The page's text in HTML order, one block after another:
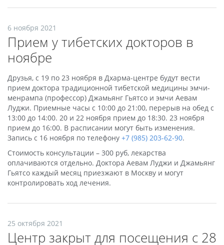
6 ноября 2021
Прием у тибетских докторов в
ноябре
Друзья, с 19 по 23 ноября в Дхарма-центре будут вести
прием доктора традиционной тибетской медицины эмчи-
менрампа (профессор) Джамьянг Гьятсо и эмчи Аевам
Луджи. Приемные часы с 10:00 до 21:00, перерыв на обед с
13:00 до 14:00. 20 и 22 ноября прием до 18:30. 23 ноября
прием до 16:00. В расписании могут быть изменения.
Запись с 16 ноября по телефону +7 (985) 203-62-90.
Стоимость консультации – 300 руб, лекарства
оплачиваются отдельно. Доктора Аевам Луджи и Джамьянг
Гьятсо каждый месяц приезжают в Москву и могут
контролировать ход лечения.
25 октября 2021
Центр закрыт для посещения с 28